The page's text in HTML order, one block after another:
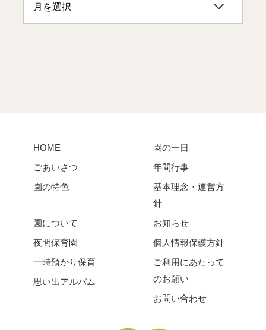
HOME
ごあいさつ
園の特色
園の一日
年間行事
基本理念・運営方
針
園について
夜間保育園
一時預かり保育
思い出アルバム
お知らせ
個人情報保護方針
ご利用にあたって
のお願い
お問い合わせ